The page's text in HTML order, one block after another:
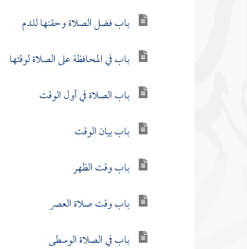
باب فضل الصلاة وحقنها للدم
باب في المحافظة على الصلاة لوقتها
باب الصلاة في أول الوقت
باب بيان الوقت
باب وقت الظهر
باب وقت صلاة العصر
باب في الصلاة الوسطى